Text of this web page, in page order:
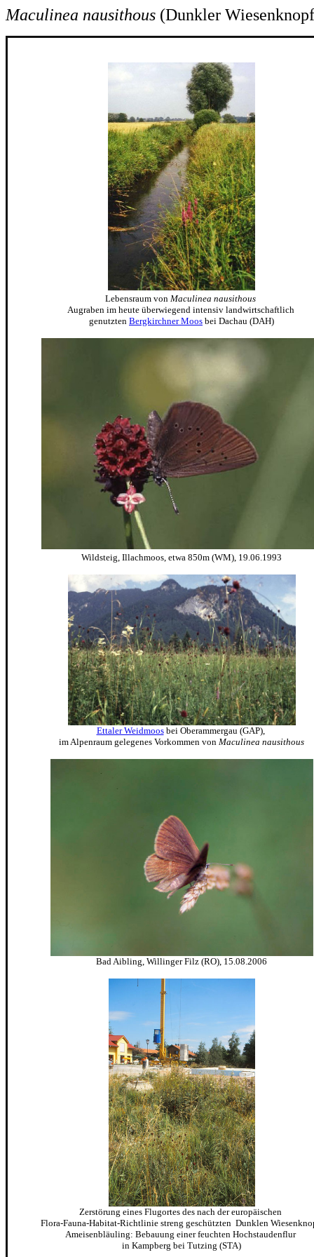
Maculinea nausithous (Dunkler
Lebensraum von Maculinea nausithous
Augraben im heute überwiegend intensiv landwirtschaftlich
genutzten Bergkirchner Moos bei Dachau (DAH)
Wildsteig, Illachmoos, etwa 850m (WM), 19.06.1993
Ettaler Weidmoosbei Oberammergau (GAP),
im Alpenraum gelegenes Vorkommen von Maculinea nausithous
Bad Aibling, Willinger Filz (RO), 15.08.2006
Zerstörung eines Flugortes des nach der europäischen
Flora-Fauna-Habitat-Richtlinie streng geschützten Dunklen
Ameisenbläuling: Bebauung einer feuchten Hochstaudenflur
in Kampberg bei Tutzing (STA)